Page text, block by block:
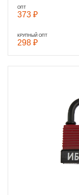
ОПТ
373 ₽
КРУПНЫЙ ОПТ
298 ₽